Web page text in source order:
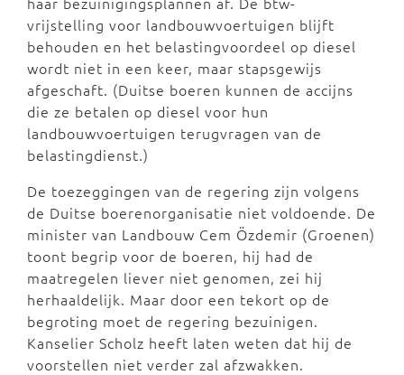
vrijstelling voor landbouwvoertuigen blijft
behouden en het belastingvoordeel op diesel
wordt niet in een keer, maar stapsgewijs
afgeschaft. (Duitse boeren kunnen de accijns
die ze betalen op diesel voor hun
landbouwvoertuigen terugvragen van de
belastingdienst.)
De toezeggingen van de regering zijn volgens
de Duitse boerenorganisatie niet voldoende. De
minister van Landbouw Cem Özdemir (Groenen)
toont begrip voor de boeren, hij had de
maatregelen liever niet genomen, zei hij
herhaaldelijk. Maar door een tekort op de
begroting moet de regering bezuinigen.
Kanselier Scholz heeft laten weten dat hij de
voorstellen niet verder zal afzwakken.